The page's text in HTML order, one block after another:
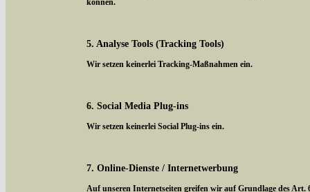
5. Analyse Tools (Tracking Tools)
Wir setzen keinerlei Tracking-Maßnahmen ein.
6. Social Media Plug-ins
Wir setzen keinerlei Social Plug-ins ein.
7. Online-Dienste / Internetwerbung
Auf unseren Internetseiten greifen wir auf Grundlage des